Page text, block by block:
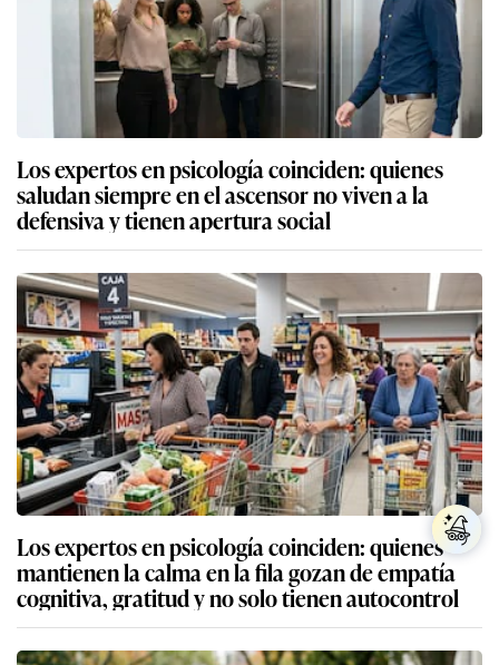
Los expertos en psicología coinciden: quienes
saludan siempre en el ascensor no viven a la
defensiva y tienen apertura social
Los expertos en psicología coinciden: quienes
mantienen la calma en la fila gozan de empatía
cognitiva, gratitud y no solo tienen autocontrol